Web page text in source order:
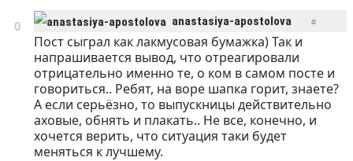
0 anastasiya-apostolova #
19:00 26.05.2017 ОТВЕТИТЬ
Пост сыграл как лакмусовая бумажка) Так и
напрашивается вывод, что отреагировали
отрицательно именно те, о ком в самом посте и
говориться.. Ребят, на воре шапка горит, знаете?
А если серьёзно, то выпускницы действительно
аховые, обнять и плакать.. Не все, конечно, и
хочется верить, что ситуация таки будет
меняться к лучшему.